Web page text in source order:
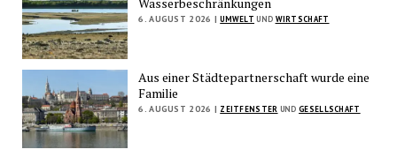
6. AUGUST 2026 | UMWELT UND WIRTSCHAFT
Aus einer Städtepartnerschaft wurde eine
Familie
6. AUGUST 2026 | ZEITFENSTER UNDGESELLSCHAFT